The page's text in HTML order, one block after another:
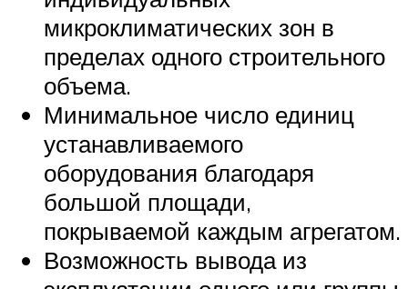
микроклиматических зон в
пределах одного строительного
объема.
Минимальное число единиц
устанавливаемого
оборудования благодаря
большой площади,
покрываемой каждым агрегатом.
Возможность вывода из